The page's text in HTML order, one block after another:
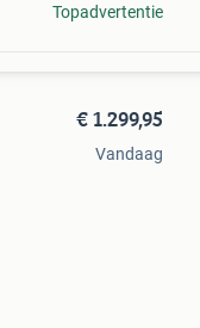
Topadvertentie
€ 1.299,95
Vandaag